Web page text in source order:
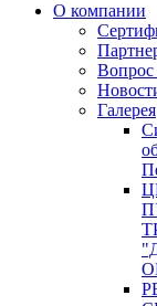
О компании
Вопрос
Галерея